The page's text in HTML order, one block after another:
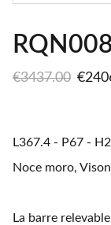
€3437.00
L367.4 - P67 -
Noce moro,
La barre